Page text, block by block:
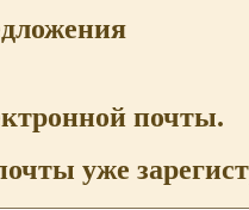
почты.
уже